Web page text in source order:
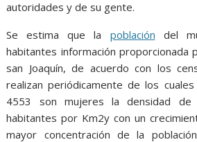
autoridades y de su gente.
Se estima que la población del
habitantes información proporcionada
san Joaquín, de acuerdo con los
realizan periódicamente de los
4553 son mujeres la densidad
habitantes por Km2y con un
mayor concentración de la